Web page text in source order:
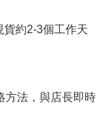
貨約2-3個工作天
方法，與店長即時